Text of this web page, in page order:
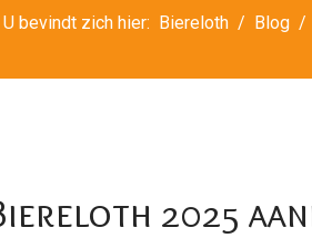
U bevindt zich hier: Biereloth Blog
2025